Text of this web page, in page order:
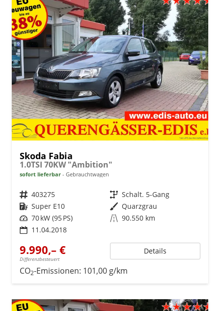
Skoda Fabia
1.0TSI 70KW "Ambition"
sofort lieferbar Gebrauchtwagen
Fahrzeugnr. 403275 Getriebe Schalt. 5-Gang
Kraftstoff Super E10 Außenfarbe Quarzgrau
Leistung 70 kW (95 PS) Kilometerstand 90.550 km
11.04.2018
9.990,– €
Differenzbesteuert
Details
CO2-Emissionen: 101,00 g/km